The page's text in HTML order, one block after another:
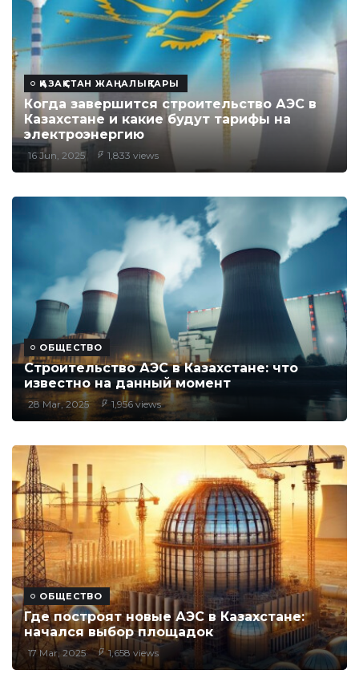
ҚАЗАҚСТАН ЖАҢАЛЫҚТАРЫ
Когда завершится строительство АЭС в
Казахстане и какие будут тарифы на
электроэнергию
16 Jun, 2025 1,833 views
ОБЩЕСТВО
Строительство АЭС в Казахстане: что
известно на данный момент
28 Mar, 2025 1,956 views
ОБЩЕСТВО
Где построят новые АЭС в Казахстане:
начался выбор площадок
17 Mar, 2025 1,658 views